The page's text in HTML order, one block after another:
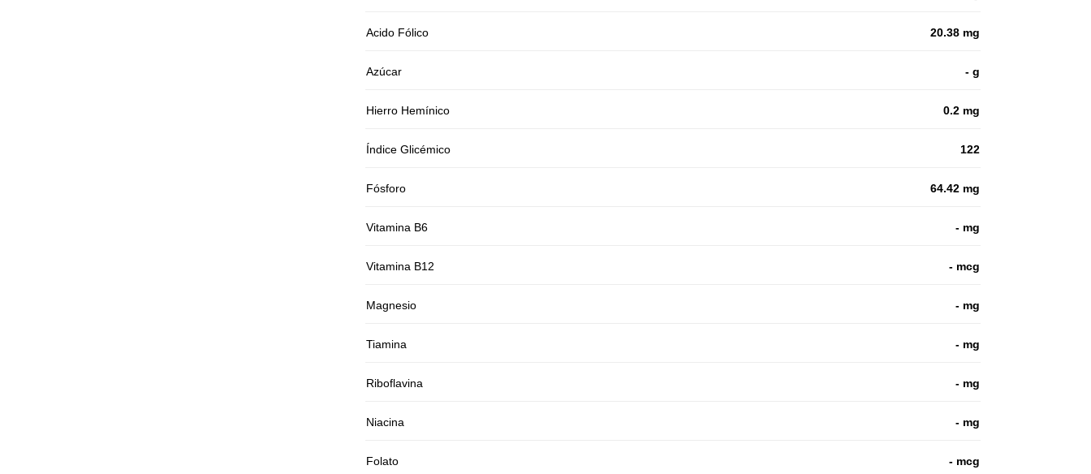
Acido Fólico 20.38 mg
Azúcar - g
Hierro Hemínico 0.2 mg
Índice Glicémico 122
Fósforo 64.42 mg
Vitamina B6 - mg
Vitamina B12 - mcg
Magnesio - mg
Tiamina - mg
Riboflavina - mg
Niacina - mg
Folato - mcg